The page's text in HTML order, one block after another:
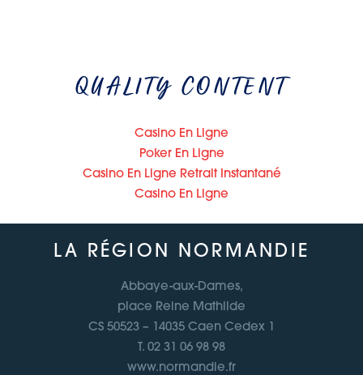
QUALITY CONTENT
Casino En Ligne
Poker En Ligne
Casino En Ligne Retrait Instantané
Casino En Ligne
LA RÉGION NORMANDIE
Abbaye-aux-Dames,
place Reine Mathilde
CS 50523 – 14035 Caen Cedex 1
T. 02 31 06 98 98
www.normandie.fr